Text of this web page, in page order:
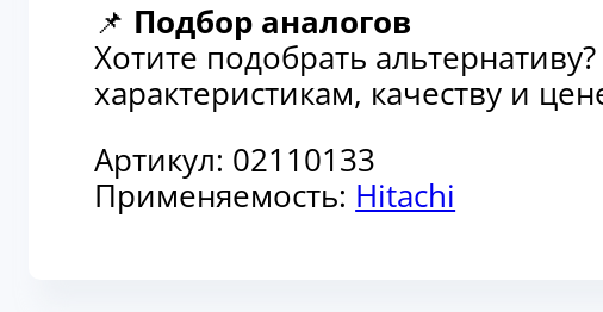
📌 Подбор аналогов
Хотите подобрать
характеристикам, качеству и
Артикул: 02110133
Применяемость: Hitachi